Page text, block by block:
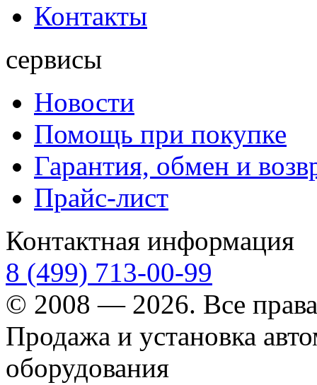
Контакты
сервисы
Новости
Помощь при покупке
Гарантия, обмен и
Прайс-лист
Контактная информация
8 (499) 713-00-99
© 2008 — 2026. Все
Продажа и установка
оборудования